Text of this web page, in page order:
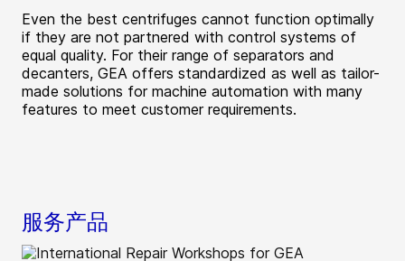
Even the best centrifuges cannot function optimally
if they are not partnered with control systems of
equal quality. For their range of separators and
decanters, GEA offers standardized as well as tailor-
made solutions for machine automation with many
features to meet customer requirements.
服务产品